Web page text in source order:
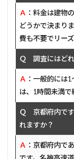
Ａ ：料金は建物
どうかで決まり
費も不要でリー
Ｑ 調査にはどれ
Ａ ：一般的には
は、1時間未満で
Ｑ 京都府内です
れますか？
Ａ ：京都府内で